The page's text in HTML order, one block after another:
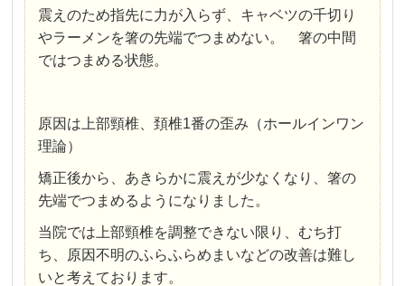
震えのため指先に力が入らず、キャベツの千切り
やラーメンを箸の先端でつまめない。 箸の中間
ではつまめる状態。
原因は上部頸椎、頚椎1番の歪み（ホールインワン
理論）
矯正後から、あきらかに震えが少なくなり、箸の
先端でつまめるようになりました。
当院では上部頸椎を調整できない限り、むち打
ち、原因不明のふらふらめまいなどの改善は難し
いと考えております。